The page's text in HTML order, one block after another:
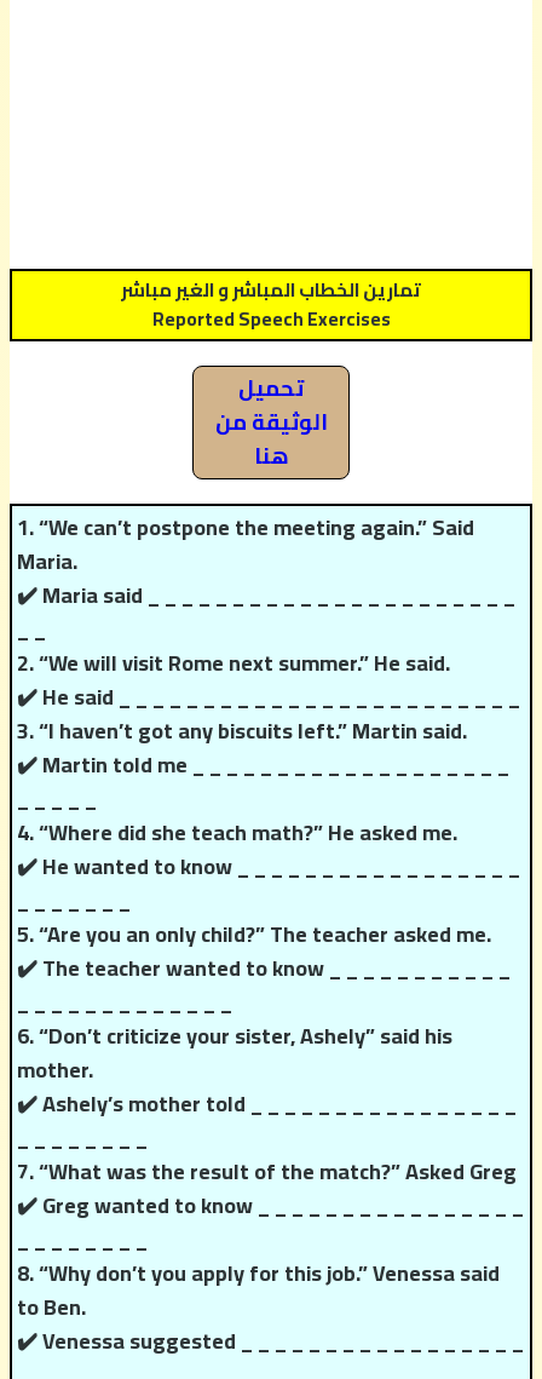
تمارين الخطاب المباشر و الغير مباشر
Reported Speech Exercises
تحميل
الوثيقة من
هنا
1. “We can’t postpone the meeting again.” Said
Maria.
✔️ Maria said _ _ _ _ _ _ _ _ _ _ _ _ _ _ _ _ _ _ _ _ _ _
_ _
2. “We will visit Rome next summer.” He said.
✔️ He said _ _ _ _ _ _ _ _ _ _ _ _ _ _ _ _ _ _ _ _ _ _ _ _
3. “I haven’t got any biscuits left.” Martin said.
✔️ Martin told me _ _ _ _ _ _ _ _ _ _ _ _ _ _ _ _ _ _ _
_ _ _ _ _
4. “Where did she teach math?” He asked me.
✔️ He wanted to know _ _ _ _ _ _ _ _ _ _ _ _ _ _ _ _ _
_ _ _ _ _ _ _
5. “Are you an only child?” The teacher asked me.
✔️ The teacher wanted to know _ _ _ _ _ _ _ _ _ _ _
_ _ _ _ _ _ _ _ _ _ _ _ _
6. “Don’t criticize your sister, Ashely” said his
mother.
✔️ Ashely’s mother told _ _ _ _ _ _ _ _ _ _ _ _ _ _ _ _
_ _ _ _ _ _ _ _
7. “What was the result of the match?” Asked Greg
✔️ Greg wanted to know _ _ _ _ _ _ _ _ _ _ _ _ _ _ _ _
_ _ _ _ _ _ _ _
8. “Why don’t you apply for this job.” Venessa said
to Ben.
✔️ Venessa suggested _ _ _ _ _ _ _ _ _ _ _ _ _ _ _ _ _